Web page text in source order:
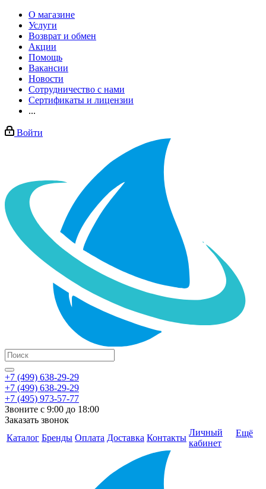
О магазине
Услуги
Возврат и обмен
Акции
Помощь
Вакансии
Новости
Сотрудничество с нами
Сертификаты и лицензии
...
Войти
+7 (499) 638-29-29
+7 (499) 638-29-29
+7 (495) 973-57-77
Звоните с 9:00 до 18:00
Заказать звонок
Каталог Бренды Оплата Доставка Контакты
Личный
кабинет
Ещё